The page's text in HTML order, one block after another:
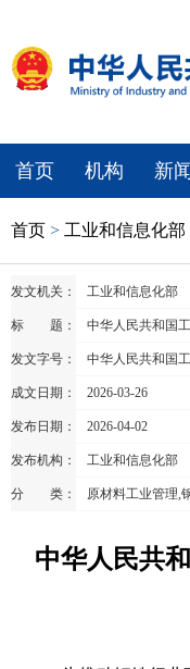
首页 机构 新
首页 > 工业和信息化部
发文机关： 工业和信息化部
标 题： 中华人民共和国
发文字号： 中华人民共和国
成文日期： 2026-03-26
发布日期： 2026-04-02
发布机构： 工业和信息化部
分 类： 原材料工业管理,
中华人民共